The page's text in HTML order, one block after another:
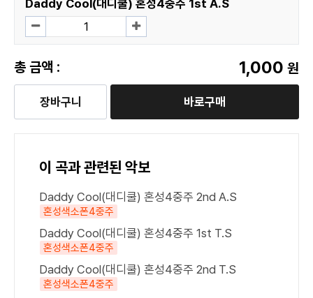
Daddy Cool(대디쿨) 혼성4중주 1st A.S
총 금액 : 1,000 원
장바구니 바로구매
이 곡과 관련된 악보
Daddy Cool(대디쿨) 혼성4중주 2nd A.S
혼성색소폰4중주
Daddy Cool(대디쿨) 혼성4중주 1st T.S
혼성색소폰4중주
Daddy Cool(대디쿨) 혼성4중주 2nd T.S
혼성색소폰4중주